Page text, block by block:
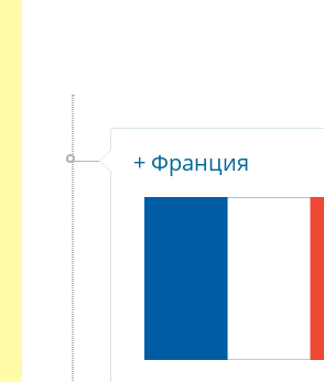
+ Франция